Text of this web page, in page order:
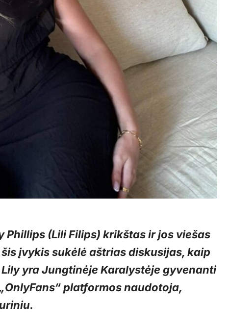
(Lili Filips) krikštas ir jos viešas
įvykis sukėlė aštrias diskusijas, kaip
Lily yra Jungtinėje Karalystėje gyvenanti
platformos naudotoja,